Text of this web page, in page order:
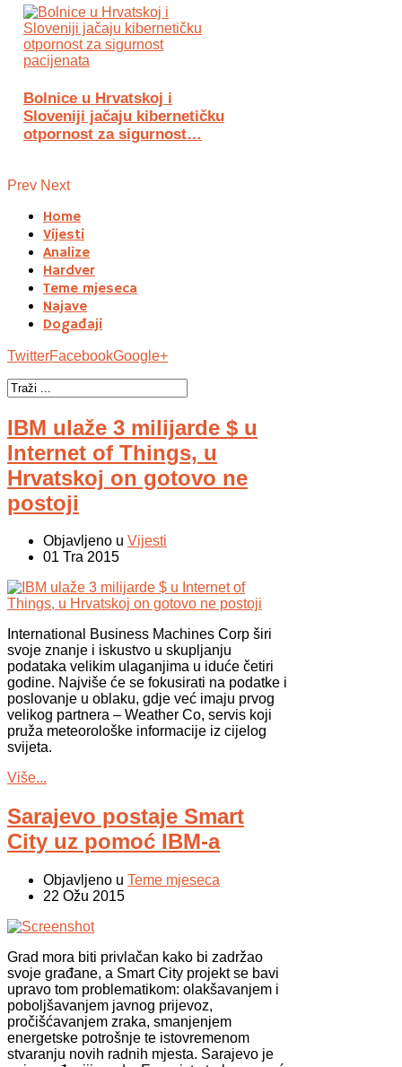
Bolnice u Hrvatskoj i
Sloveniji jačaju kibernetičku
otpornost za sigurnost…
Prev Next
Home
Vijesti
Analize
Hardver
Teme mjeseca
Najave
Događaji
TwitterFacebookGoogle+
IBM ulaže 3 milijarde $ u
Internet of Things, u
Hrvatskoj on gotovo ne
postoji
Objavljeno u Vijesti
01 Tra 2015
International Business Machines Corp širi
svoje znanje i iskustvo u skupljanju
podataka velikim ulaganjima u iduće četiri
godine. Najviše će se fokusirati na podatke i
poslovanje u oblaku, gdje već imaju prvog
velikog partnera – Weather Co, servis koji
pruža meteorološke informacije iz cijelog
svijeta.
Više...
Sarajevo postaje Smart
City uz pomoć IBM-a
Objavljeno u Teme mjeseca
22 Ožu 2015
Grad mora biti privlačan kako bi zadržao
svoje građane, a Smart City projekt se bavi
upravo tom problematikom: olakšavanjem i
poboljšavanjem javnog prijevoz,
pročišćavanjem zraka, smanjenjem
energetske potrošnje te istovremenom
stvaranju novih radnih mjesta. Sarajevo je